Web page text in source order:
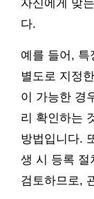
자신에게 맞
다.
예를 들어, 특
별도로 지정
이 가능한 경
리 확인하는
방법입니다.
생 시 등록 절
검토하므로,